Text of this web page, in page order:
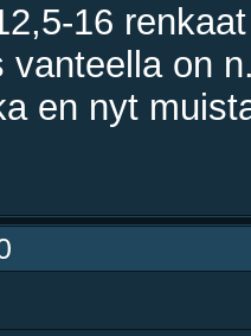
16
vanteella on
en nyt